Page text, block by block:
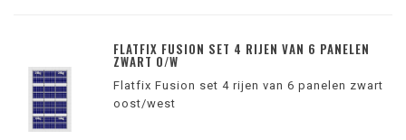
FLATFIX FUSION SET 4 RIJEN VAN 6 PANELEN
ZWART O/W
Flatfix Fusion set 4 rijen van 6 panelen zwart
oost/west